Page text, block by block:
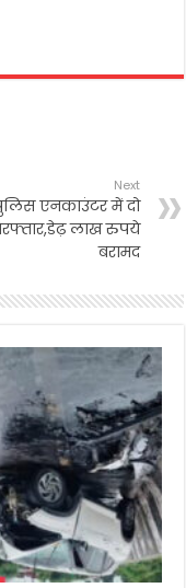
Next
एनकाउंटर में दो
लाख रुपये
बरामद